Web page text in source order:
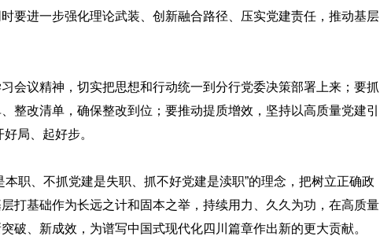
要进一步强化理论武装、创新融合路径、压实党建责任，推动基层
会议精神，切实把思想和行动统一到分行党委决策部署上来；要抓
整改清单，确保整改到位；要推动提质增效，坚持以高质量党建引
局、起好步。
职、不抓党建是失职、抓不好党建是渎职”的理念，把树立正确政
打基础作为长远之计和固本之举，持续用力、久久为功，在高质量
破、新成效，为谱写中国式现代化四川篇章作出新的更大贡献。